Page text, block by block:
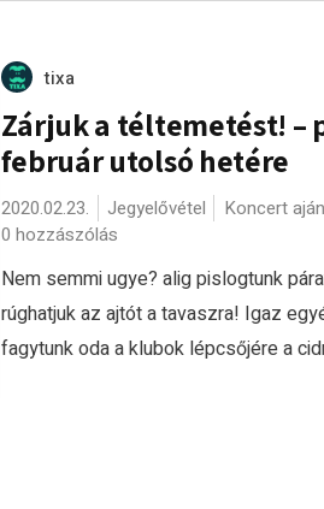
tixa
Zárjuk a téltemetést! –
február utolsó hetére
2020.02.23. Jegyelővétel Koncert
0 hozzászólás
Nem semmi ugye? alig pislogtunk
rúghatjuk az ajtót a tavaszra! Igaz
fagytunk oda a klubok lépcsőjére a